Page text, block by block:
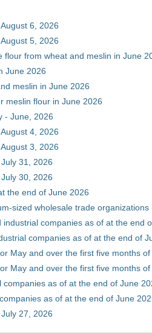
6, 2026
5, 2026
from wheat and meslin in June
June 2026
meslin in June 2026
meslin flour in June 2026
- June, 2026
4, 2026
3, 2026
31, 2026
30, 2026
the end of June 2026
sized wholesale trade organizations
companies as of at the end
companies as of at the end of
May and over the first five months
May and over the first five months
as of at the end of June
as of at the end of June
27, 2026